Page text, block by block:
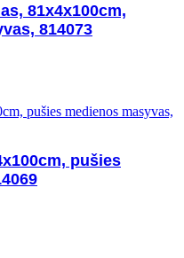
81x4x100cm,
814073
pušies